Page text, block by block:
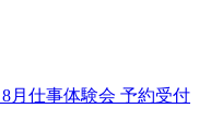
月仕事体験会 予約受付